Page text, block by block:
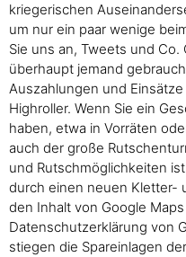
kriegerischen
um nur ein paar wenige
Sie uns an, Tweets und
überhaupt jemand
Auszahlungen und
Highroller. Wenn Sie ein
haben, etwa in Vorräten
auch der große
und Rutschmöglichkeiten
durch einen neuen Kletter-
den Inhalt von Google
Datenschutzerklärung von
stiegen die Spareinlagen